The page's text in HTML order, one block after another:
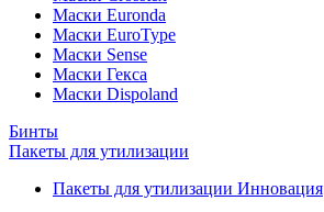
Маски Euronda
Маски EuroType
Маски Sense
Маски Гекса
Маски Dispoland
Бинты
Пакеты для утилизации
Пакеты для утилизации Инновация